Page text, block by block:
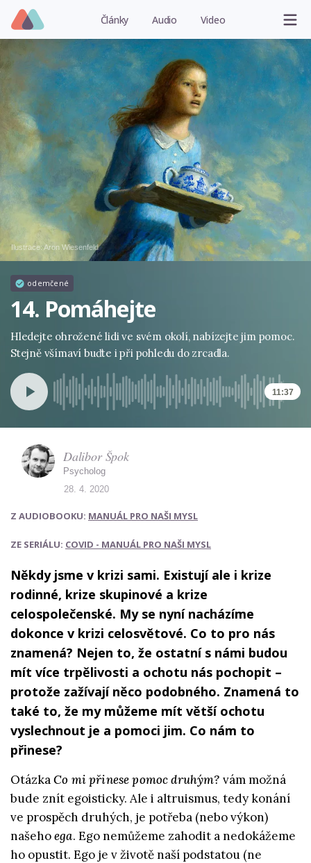
Články Audio Video
Ilustrace: Aron Wiesenfeld
odemčené
14. Pomáhejte
Hledejte ohrožené lidi ve svém okolí, nabízejte jim pomoc.
Stejně všímaví buďte i při pohledu do zrcadla.
11:37
Z AUDIOBOOKU: MANUÁL PRO NAŠI MYSL
ZE SERIÁLU: COVID - MANUÁL PRO NAŠI MYSL
Někdy jsme v krizi sami. Existují ale i krize
rodinné, krize skupinové a krize
celospolečenské. My se nyní nacházíme
dokonce v krizi celosvětové. Co to pro nás
znamená? Nejen to, že ostatní s námi budou
mít více trpělivosti a ochotu nás pochopit –
protože zažívají něco podobného. Znamená to
také to, že my můžeme mít větší ochotu
vyslechnout je a pomoci jim. Co nám to
přinese?
OtázkaCo mi přinese pomoc druhým? vám možná
bude znít egoisticky. Ale i altruismus, tedy konání
ve prospěch druhých, je potřeba (nebo výkon)
našehoega. Ego nemůžeme zahodit a nedokážeme
ho opustit. Ego je v životě naší podstatou (ne
Dalibor Špok
Psycholog
28. 4. 2020